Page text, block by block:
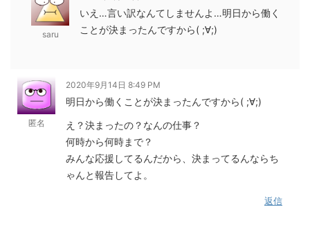
saru
いえ…言い訳なんてしませんよ…明日から働く
ことが決まったんですから( ;∀;)
匿名
2020年9月14日 8:49 PM
明日から働くことが決まったんですから( ;∀;)
え？決まったの？なんの仕事？
何時から何時まで？
みんな応援してるんだから、決まってるんならち
ゃんと報告してよ。
返信